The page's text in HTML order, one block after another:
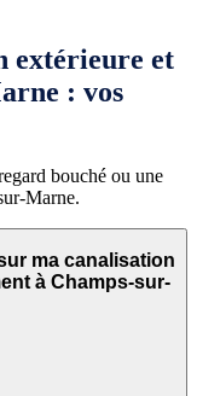
extérieure et
: vos
bouché ou une
Marne.
ma canalisation
à Champs-sur-